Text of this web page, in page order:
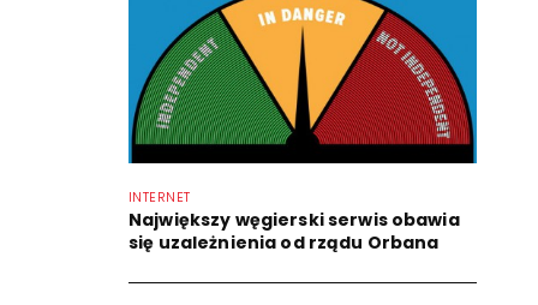
INTERNET
Największy węgierski serwis obawia
się uzależnienia od rządu Orbana